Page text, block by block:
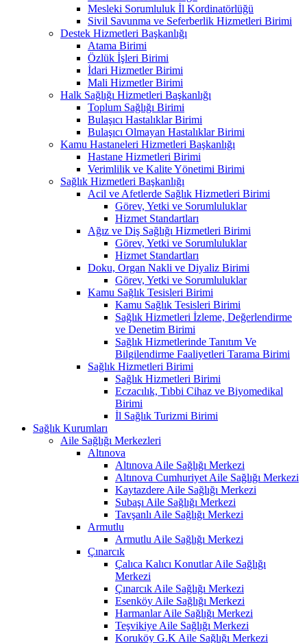
Mesleki Sorumluluk İl Kordinatörlüğü
Sivil Savunma ve Seferberlik Hizmetleri Birimi
Destek Hizmetleri Başkanlığı
Atama Birimi
Özlük İşleri Birimi
İdari Hizmetler Birimi
Mali Hizmetler Birimi
Halk Sağlığı Hizmetleri Başkanlığı
Toplum Sağlığı Birimi
Bulaşıcı Hastalıklar Birimi
Bulaşıcı Olmayan Hastalıklar Birimi
Kamu Hastaneleri Hizmetleri Başkanlığı
Hastane Hizmetleri Birimi
Verimlilik ve Kalite Yönetimi Birimi
Sağlık Hizmetleri Başkanlığı
Acil ve Afetlerde Sağlık Hizmetleri Birimi
Görev, Yetki ve Sorumluluklar
Hizmet Standartları
Ağız ve Diş Sağlığı Hizmetleri Birimi
Görev, Yetki ve Sorumluluklar
Hizmet Standartları
Doku, Organ Nakli ve Diyaliz Birimi
Görev, Yetki ve Sorumluluklar
Kamu Sağlık Tesisleri Birimi
Kamu Sağlık Tesisleri Birimi
Sağlık Hizmetleri İzleme, Değerlendirme
ve Denetim Birimi
Sağlık Hizmetlerinde Tanıtım Ve
Bilgilendirme Faaliyetleri Tarama Birimi
Sağlık Hizmetleri Birimi
Sağlık Hizmetleri Birimi
Eczacılık, Tıbbi Cihaz ve Biyomedikal
Birimi
İl Sağlık Turizmi Birimi
Sağlık Kurumları
Aile Sağlığı Merkezleri
Altınova
Altınova Aile Sağlığı Merkezi
Altınova Cumhuriyet Aile Sağlığı Merkezi
Kaytazdere Aile Sağlığı Merkezi
Subaşı Aile Sağlığı Merkezi
Tavşanlı Aile Sağlığı Merkezi
Armutlu
Armutlu Aile Sağlığı Merkezi
Çınarcık
Çalıca Kalıcı Konutlar Aile Sağlığı
Merkezi
Çınarcık Aile Sağlığı Merkezi
Esenköy Aile Sağlığı Merkezi
Harmanlar Aile Sağlığı Merkezi
Teşvikiye Aile Sağlığı Merkezi
Koruköy G.K Aile Sağlığı Merkezi